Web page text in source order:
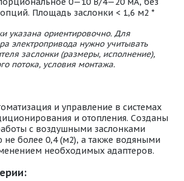
Площадь заслонки < 1,6 м2 *
указана ориентировочно. Для
электропривода нужно учитывать
заслонки (размеры, исполнение),
потока, условия монтажа.
и управление в системах
и отопления. Созданы
с воздушными заслонками
более 0,4 (м2), а также водяными
необходимых адаптеров.